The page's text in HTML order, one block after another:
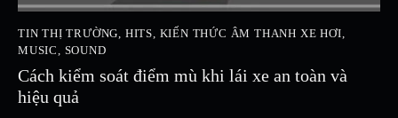
TIN THỊ TRƯỜNG, HITS, KIẾN THỨC ÂM THANH XE HƠI,
MUSIC, SOUND
Cách kiểm soát điểm mù khi lái xe an toàn và
hiệu quả